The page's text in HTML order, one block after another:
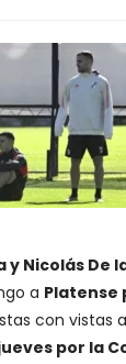
y Nicolás De
a Platense
con
por la